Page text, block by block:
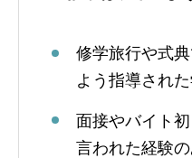
修学旅行や式
よう指導され
面接やバイト
言われた経験の